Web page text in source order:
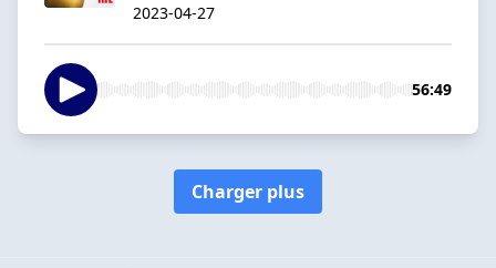
2023-04-27
56:49
Charger plus